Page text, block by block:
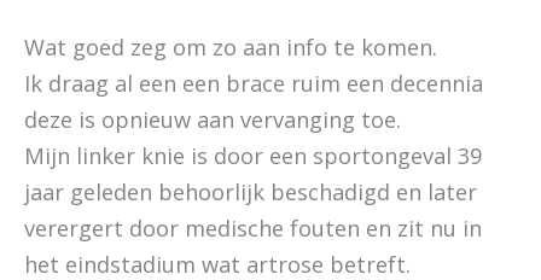
Wat goed zeg om zo aan info te komen.
Ik draag al een een brace ruim een decennia
deze is opnieuw aan vervanging toe.
Mijn linker knie is door een sportongeval 39
jaar geleden behoorlijk beschadigd en later
verergert door medische fouten en zit nu in
het eindstadium wat artrose betreft.